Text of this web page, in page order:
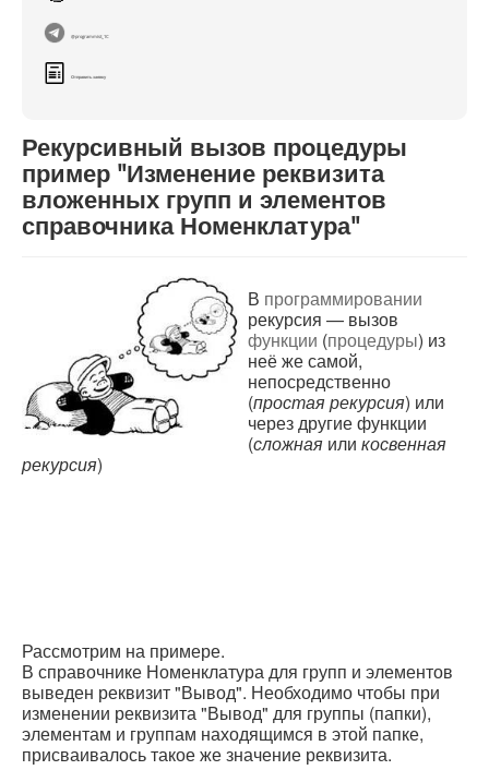
@programmist_1C
Отправить заявку
Рекурсивный вызов процедуры
пример "Изменение реквизита
вложенных групп и элементов
справочника Номенклатура"
В программировании
рекурсия — вызов
функции (процедуры) из
неё же самой,
непосредственно
(простая рекурсия) или
через другие функции
(сложная или косвенная
рекурсия)
Рассмотрим на примере.
В справочнике Номенклатура для групп и элементов
выведен реквизит "Вывод". Необходимо чтобы при
изменении реквизита "Вывод" для группы (папки),
элементам и группам находящимся в этой папке,
присваивалось такое же значение реквизита.